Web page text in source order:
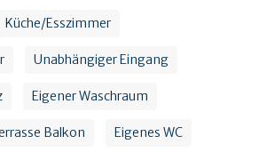
Küche/Esszimmer
Unabhängiger Eingang
Eigener Waschraum
Balkon Eigenes WC